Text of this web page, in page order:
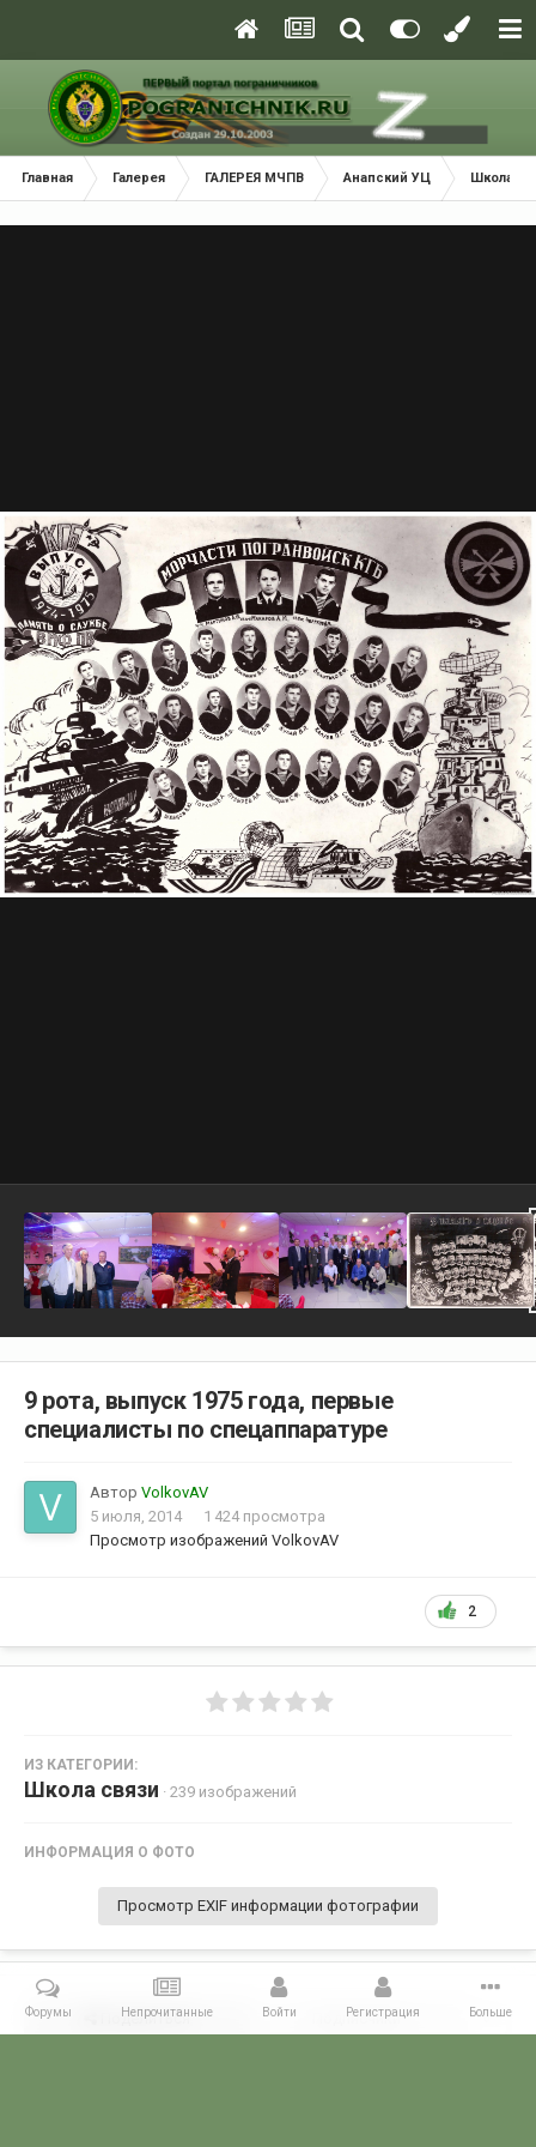
Главная Галерея ГАЛЕРЕЯ МЧПВ Анапский УЦ Школа
9 рота, выпуск 1975 года, первые
специалисты по спецаппаратуре
Автор VolkovAV
5 июля, 2014
1 424 просмотра
Просмотр изображений VolkovAV
2
ИЗ КАТЕГОРИИ:
Школа связи · 239 изображений
ИНФОРМАЦИЯ О ФОТО
Просмотр EXIF информации фотографии
Поделиться Подписчики 0
Форумы Непрочитанные Войти Регистрация Больше